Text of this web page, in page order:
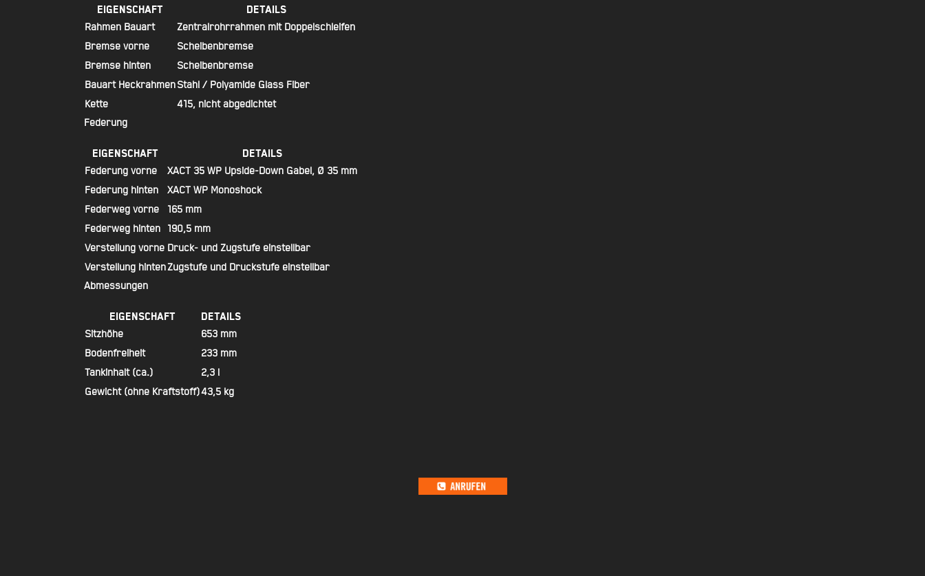
Eigenschaft
Details
Rahmen Bauart
Zentralrohrrahmen mit Doppelschleifen
Bremse vorne
Scheibenbremse
Bremse hinten
Scheibenbremse
Bauart HeckrahmenStahl / Polyamide Glass Fiber
Kette
415, nicht abgedichtet
Federung
Eigenschaft
Details
Federung vorne
XACT 35 WP Upside-Down Gabel, Ø 35 mm
Federung hinten
XACT WP Monoshock
Federweg vorne
165 mm
Federweg hinten
190,5 mm
Verstellung vorne Druck- und Zugstufe einstellbar
Verstellung hintenZugstufe und Druckstufe einstellbar
Abmessungen
Eigenschaft
Details
Sitzhöhe
653 mm
Bodenfreiheit
233 mm
Tankinhalt (ca.)
2,3 l
Gewicht (ohne Kraftstoff)43,5 kg